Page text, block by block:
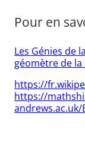
Pour en
Les Génies de
géomètre de la
https://
https://